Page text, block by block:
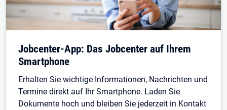
Jobcenter-App: Das Jobcenter auf Ihrem
Smartphone
Erhalten Sie wichtige Informationen, Nachrichten und
Termine direkt auf Ihr Smartphone. Laden Sie
Dokumente hoch und bleiben Sie jederzeit in Kontakt